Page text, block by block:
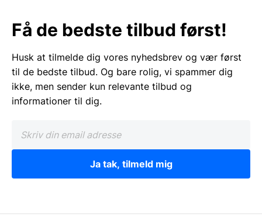
Få de bedste tilbud først!
Husk at tilmelde dig vores nyhedsbrev og vær først
til de bedste tilbud. Og bare rolig, vi spammer dig
ikke, men sender kun relevante tilbud og
informationer til dig.
Ja tak, tilmeld mig